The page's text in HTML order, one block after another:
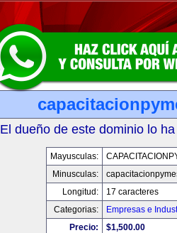
El dueño de este dominio lo
Mayusculas:
Minusculas:
Longitud:
17 caracteres
Categorias:
Empresas e
Precio:
$1,500.00